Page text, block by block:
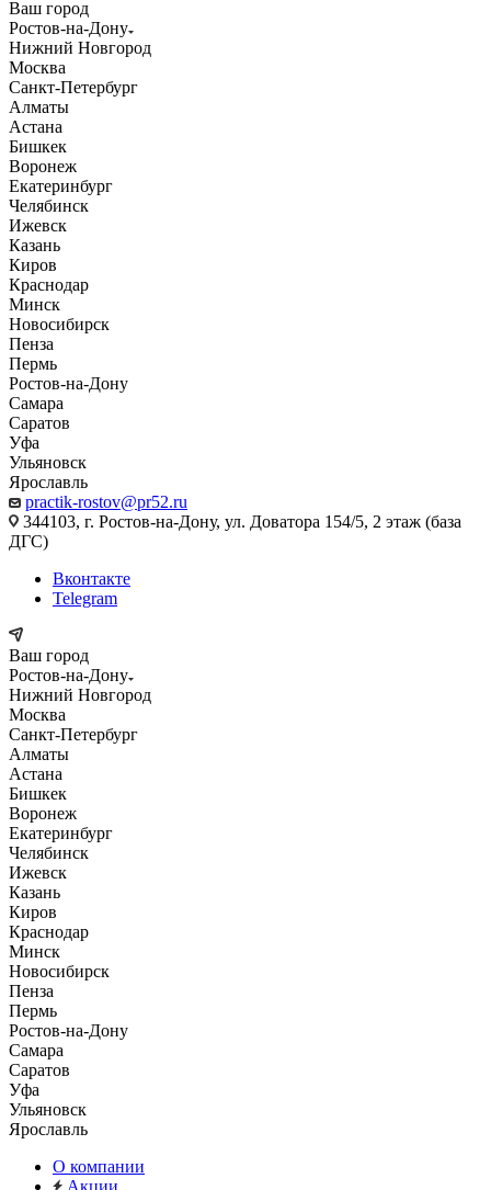
Ваш город
Ростов-на-Дону
Нижний Новгород
Москва
Санкт-Петербург
Алматы
Астана
Бишкек
Воронеж
Екатеринбург
Челябинск
Ижевск
Казань
Киров
Краснодар
Минск
Новосибирск
Пенза
Пермь
Ростов-на-Дону
Самара
Саратов
Уфа
Ульяновск
Ярославль
practik-rostov@pr52.ru
344103, г. Ростов-на-Дону, ул. Доватора 154/5, 2 этаж (база
ДГС)
Вконтакте
Telegram
Ваш город
Ростов-на-Дону
Нижний Новгород
Москва
Санкт-Петербург
Алматы
Астана
Бишкек
Воронеж
Екатеринбург
Челябинск
Ижевск
Казань
Киров
Краснодар
Минск
Новосибирск
Пенза
Пермь
Ростов-на-Дону
Самара
Саратов
Уфа
Ульяновск
Ярославль
О компании
Акции